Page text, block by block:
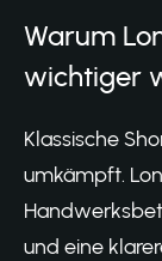
Warum
wichtiger
Klassische
umkämpft.
und eine